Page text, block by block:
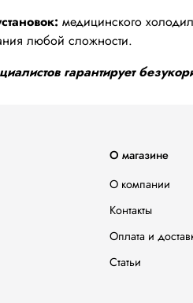
медицинского
любой сложности.
гарантирует
О магазине
О компании
Контакты
Оплата и
Статьи